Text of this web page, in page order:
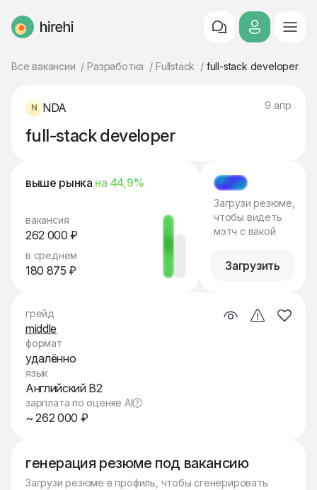
HireHi
Все вакансии Разработка Fullstack full-stack developer
NDA 9 апр
full-stack developer
выше рынка на 44,9%
вакансия
262 000 ₽
в среднем
180 875 ₽
МЭТЧ
Загрузи резюме,
чтобы видеть
мэтч с вакой
Загрузить
генерация резюме под вакансию
Загрузи резюме в профиль, чтобы сгенерировать
грейд
middle
формат
удалённо
язык
Английский B2
зарплата по оценке AI
~ 262 000 ₽